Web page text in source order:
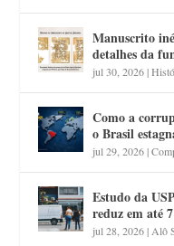
Manuscrito
detalhes da
jul 30, 2026|
Como a
o Brasil
jul 29, 2026|
Estudo da
reduz em até
jul 28, 2026| Alô